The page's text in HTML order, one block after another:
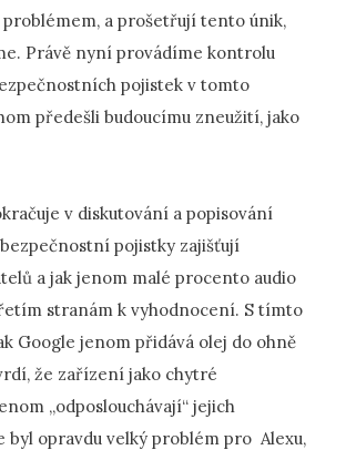
a prošetřují tento únik,
Právě nyní provádíme kontrolu
pojistek v tomto
předešli budoucímu zneužití, jako
v diskutování a popisování
pojistky zajišťují
a jak jenom malé procento audio
stranám k vyhodnocení. S tímto
Google jenom přidává olej do ohně
že zařízení jako chytré
„odposlouchávají“ jejich
byl opravdu velký problém pro Alexu,